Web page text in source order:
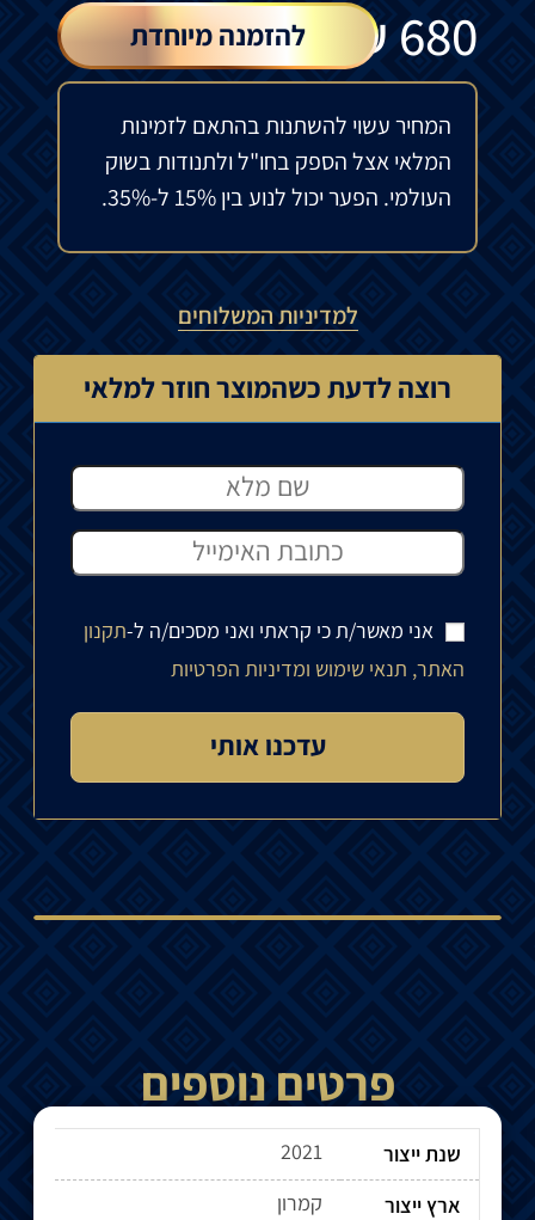
680
₪ להזמנה מיוחדת
המחיר עשוי להשתנות בהתאם לזמינות
המלאי אצל הספק בחו"ל ולתנודות בשוק
העולמי. הפער יכול לנוע בין 15% ל-35%.
למדיניות המשלוחים
רוצה לדעת כשהמוצר חוזר למלאי
אני מאשר/ת כי קראתי ואני מסכים/ה ל-תקנון
האתר, תנאי שימוש ומדיניות הפרטיות
פרטים נוספים
שנת ייצור
2021
ארץ ייצור
קמרון